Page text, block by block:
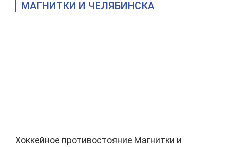
МАГНИТКИ И ЧЕЛЯБИНСКА
Хоккейное противостояние Магнитки и